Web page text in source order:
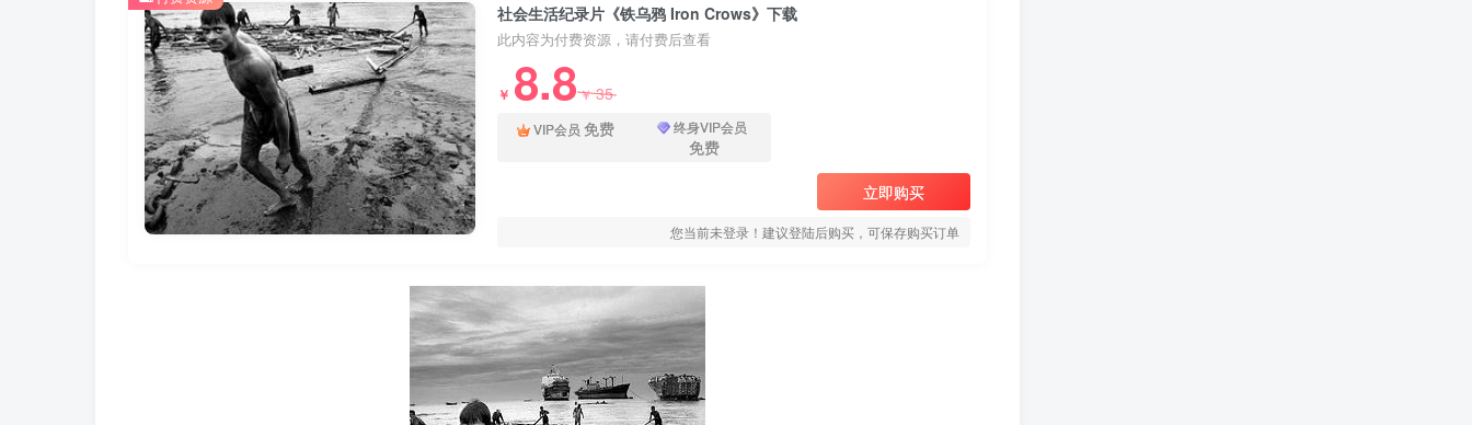
社会生活纪录片《铁乌鸦 Iron Crows》下载
此内容为付费资源，请付费后查看
￥ 8.8￥35
VIP会员 免费 终身VIP会员
免费
立即购买
您当前未登录！建议登陆后购买，可保存购买订单